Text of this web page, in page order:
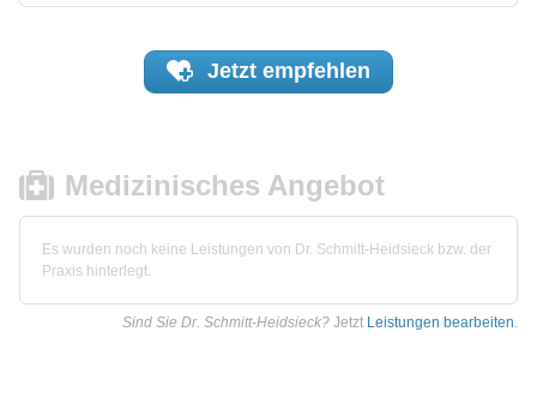
Jetzt empfehlen
Medizinisches Angebot
Es wurden noch keine Leistungen von Dr. Schmitt-Heidsieck bzw. der
Praxis hinterlegt.
Sind Sie Dr. Schmitt-Heidsieck? Jetzt Leistungen bearbeiten.